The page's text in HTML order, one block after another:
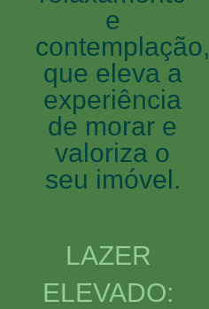
e
contemplação,
que eleva a
experiência
de morar e
valoriza o
seu imóvel.
LAZER
ELEVADO: